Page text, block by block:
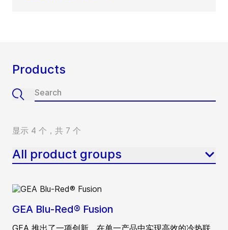
Products
显示 4 个，共 7 个
All product groups
GEA Blu-Red® Fusion